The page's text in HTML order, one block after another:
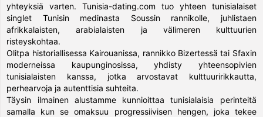
yhteyksiä varten. Tunisia-dating.com tuo yhteen tunisialaiset
singlet Tunisin medinasta Soussin rannikolle, juhlistaen
afrikkalaisten, arabialaisten ja välimeren kulttuurien
risteyskohtaa.
Olitpa historiallisessa Kairouanissa, rannikko Bizertessä tai Sfaxin
moderneissa kaupunginosissa, yhdisty yhteensopivien
tunisialaisten kanssa, jotka arvostavat kulttuuririkkautta,
perhearvoja ja autenttisia suhteita.
Täysin ilmainen alustamme kunnioittaa tunisialaisia perinteitä
samalla kun se omaksuu progressiivisen hengen, joka tekee